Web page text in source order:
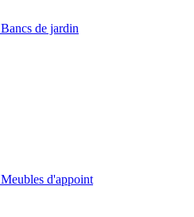
Bancs de jardin
Meubles d'appoint